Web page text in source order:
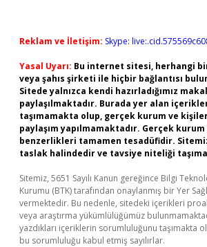
Reklam ve İletişim: Skype:
Yasal Uyarı: Bu internet sitesi, herhangi
veya şahıs şirketi ile hiçbir bağlantısı
Sitede yalnızca kendi hazırladığımız
paylaşılmaktadır. Burada yer alan
taşımamakta olup, gerçek kurum ve
paylaşım yapılmamaktadır. Gerçek
benzerlikleri tamamen tesadüfidir.
taslak halindedir ve tavsiye niteliği
Sitemiz, 5651 Sayılı Kanun gereğince Bilgi
Kurumu (BTK) tarafından onaylanmış bir Yer
vermektedir. Bu nedenle, sitedeki içerikleri
veya araştırma yükümlülüğümüz
yazdıkları içeriklerin sorumluluğunu taşımakta
bu sorumluluğu kabul etmiş sayılırlar.